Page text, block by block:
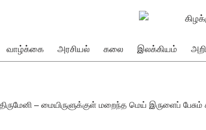
வாழ்க்கை அரசியல் கலை இலக்கியம்
– மையிருளுக்குள் மறைந்த மெய் இருளைப் பேசும்